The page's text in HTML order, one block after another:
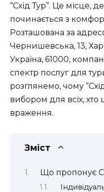
“Схід Тур”. Це місце,
починається з
Розташована за
Чернишевська, 13,
Україна, 61000,
спектр послуг для
розглянемо, чому
вибором для всіх, хто
враження.
Зміст
Що пропонує